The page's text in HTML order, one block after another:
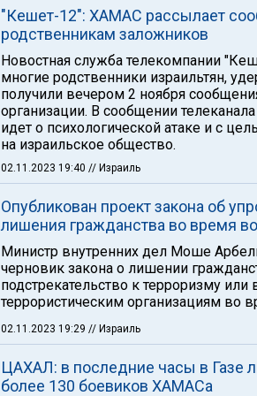
"Кешет-12": ХАМАС рассылает
родственникам заложников
Новостная служба телекомпании
многие родственники израильтян,
получили вечером 2 ноября
организации. В сообщении телеканала
идет о психологической атаке и с
на израильское общество.
02.11.2023 19:40 // Израиль
Опубликован проект закона об
лишения гражданства во время
Министр внутренних дел Моше
черновик закона о лишении
подстрекательство к терроризму
террористическим организациям во
02.11.2023 19:29 // Израиль
ЦАХАЛ: в последние часы в Газе
более 130 боевиков ХАМАСа